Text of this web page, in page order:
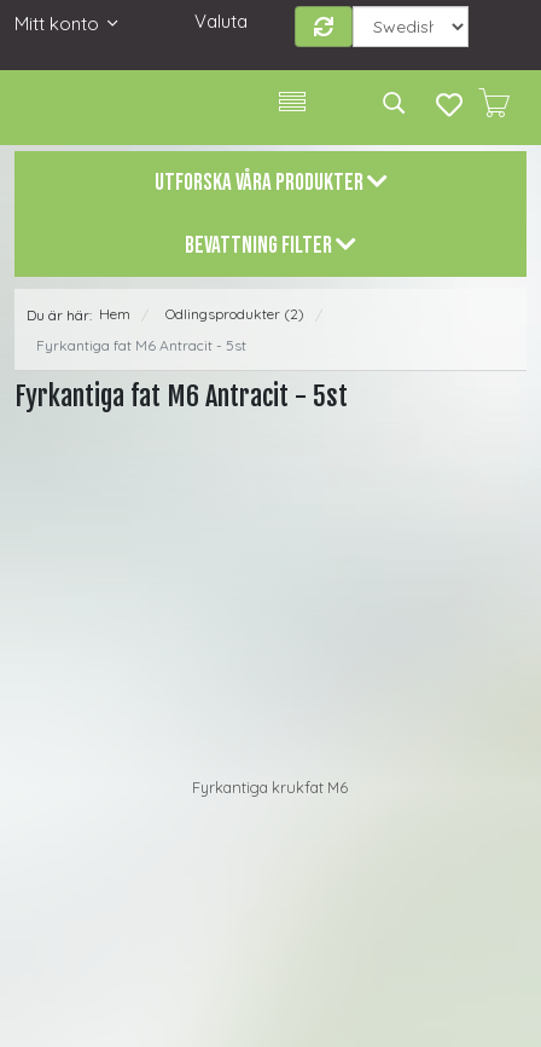
Mitt konto Valuta
UTFORSKA VÅRA PRODUKTER
BEVATTNING FILTER
Du är här: Hem / Odlingsprodukter (2)
/
Fyrkantiga fat M6 Antracit - 5st
Fyrkantiga fat M6 Antracit - 5st
Fyrkantiga krukfat M6